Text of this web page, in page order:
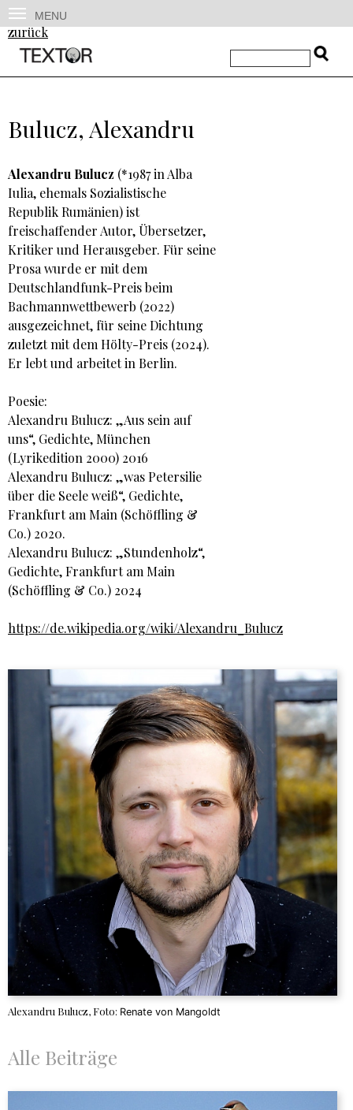
MENU
zurück
Bulucz, Alexandru
Alexandru Bulucz (*1987 in Alba
Iulia, ehemals Sozialistische
Republik Rumänien) ist
freischaffender Autor, Übersetzer,
Kritiker und Herausgeber. Für seine
Prosa wurde er mit dem
Deutschlandfunk-Preis beim
Bachmannwettbewerb (2022)
ausgezeichnet, für seine Dichtung
zuletzt mit dem Hölty-Preis (2024).
Er lebt und arbeitet in Berlin.
Poesie:
Alexandru Bulucz: „Aus sein auf
uns“, Gedichte, München
(Lyrikedition 2000) 2016
Alexandru Bulucz: „was Petersilie
über die Seele weiß“, Gedichte,
Frankfurt am Main (Schöffling &
Co.) 2020.
Alexandru Bulucz: „Stundenholz“,
Gedichte, Frankfurt am Main
(Schöffling & Co.) 2024
https://de.wikipedia.org/wiki/Alexandru_Bulucz
Alexandru Bulucz, Foto: Renate von Mangoldt
Alle Beiträge